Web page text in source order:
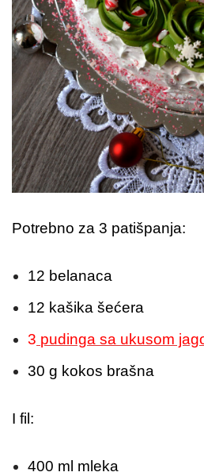
Potrebno za 3 patišpanja:
12 belanaca
12 kašika šećera
3 pudinga sa ukusom
30 g kokos brašna
I fil:
400 ml mleka